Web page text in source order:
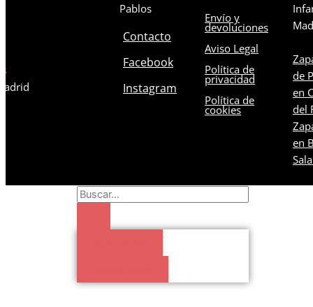
Pablos
Contacto
Facebook
Instagram
Envío y
devoluciones
Aviso Legal
Política de
privacidad
Política de
cookies
de
en
del
en
Search